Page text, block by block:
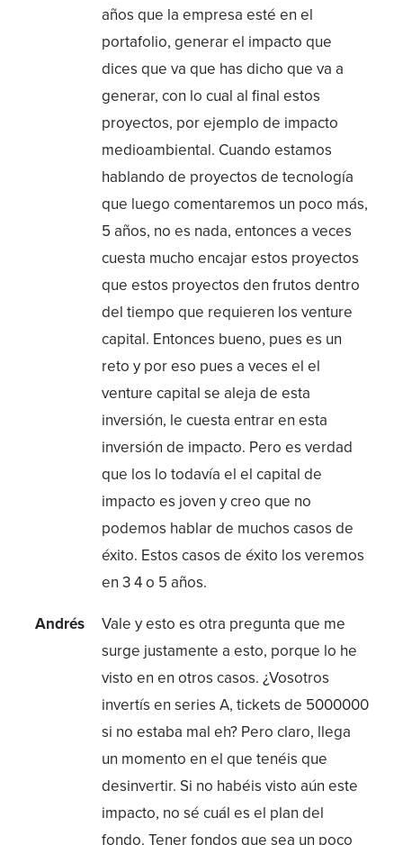
años que la empresa esté en el
portafolio, generar el impacto que
dices que va que has dicho que va a
generar, con lo cual al final estos
proyectos, por ejemplo de impacto
medioambiental. Cuando estamos
hablando de proyectos de tecnología
que luego comentaremos un poco más,
5 años, no es nada, entonces a veces
cuesta mucho encajar estos proyectos
que estos proyectos den frutos dentro
del tiempo que requieren los venture
capital. Entonces bueno, pues es un
reto y por eso pues a veces el el
venture capital se aleja de esta
inversión, le cuesta entrar en esta
inversión de impacto. Pero es verdad
que los lo todavía el el capital de
impacto es joven y creo que no
podemos hablar de muchos casos de
éxito. Estos casos de éxito los veremos
en 3 4 o 5 años.
Andrés
Vale y esto es otra pregunta que me
surge justamente a esto, porque lo he
visto en en otros casos. ¿Vosotros
invertís en series A, tickets de 5000000
si no estaba mal eh? Pero claro, llega
un momento en el que tenéis que
desinvertir. Si no habéis visto aún este
impacto, no sé cuál es el plan del
fondo. Tener fondos que sea un poco